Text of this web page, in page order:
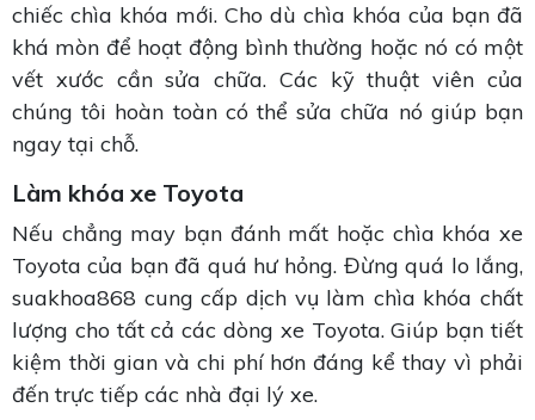
chiếc chìa khóa mới. Cho dù chìa khóa của bạn đã
khá mòn để hoạt động bình thường hoặc nó có một
vết xước cần sửa chữa. Các kỹ thuật viên của
chúng tôi hoàn toàn có thể sửa chữa nó giúp bạn
ngay tại chỗ.
Làm khóa xe Toyota
Nếu chẳng may bạn đánh mất hoặc chìa khóa xe
Toyota của bạn đã quá hư hỏng. Đừng quá lo lắng,
suakhoa868 cung cấp dịch vụ làm chìa khóa chất
lượng cho tất cả các dòng xe Toyota. Giúp bạn tiết
kiệm thời gian và chi phí hơn đáng kể thay vì phải
đến trực tiếp các nhà đại lý xe.